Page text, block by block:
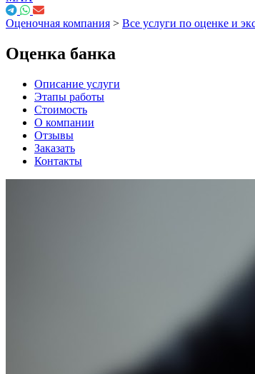
Оценочная компания > Все услуги по оценке и
Оценка банка
Описание услуги
Этапы работы
Стоимость
О компании
Отзывы
Заказать
Контакты